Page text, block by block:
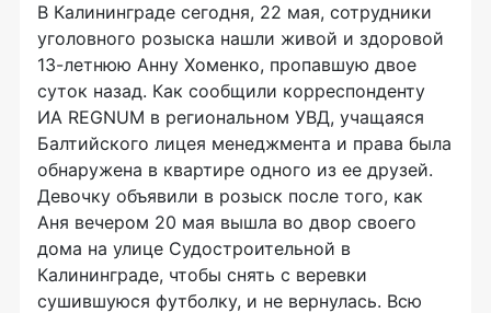
В Калининграде сегодня, 22 мая, сотрудники
уголовного розыска нашли живой и здоровой
13-летнюю Анну Хоменко, пропавшую двое
суток назад. Как сообщили корреспонденту
ИА REGNUM в региональном УВД, учащаяся
Балтийского лицея менеджмента и права была
обнаружена в квартире одного из ее друзей.
Девочку объявили в розыск после того, как
Аня вечером 20 мая вышла во двор своего
дома на улице Судостроительной в
Калининграде, чтобы снять с веревки
сушившуюся футболку, и не вернулась. Всю